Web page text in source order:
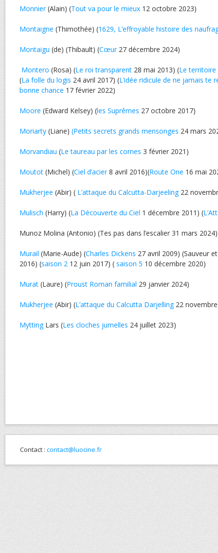
Monnier(Alain) (Tout va pour le mieux 12 octobre 2023)
Montaigne (Thimothée) (1629, L’effroyable histoire des
Montaigu (de) (Thibault) (Cœur27 décembre 2024)
Montero (Rosa) (Le roi transparent 28 mai 2013) (Le territoire
(La folle du logis 24 avril 2017) (L’idée ridicule de ne jamais te
bonne chance 17 février 2022)
Moore (Edward Kelsey) (les Suprêmes 27 octobre 2017)
Moriarty (Liane) (Petits secrets grands mensonges 24 mars
Morvandiau (Le taureau par les cornes 3 février 2021)
Moutot (Michel) (Ciel d’acier8 avril 2016)(Route One 16 mai
Mukherjee (Abir) ( L’attaque du Calcutta-Darjeeling22
Mulisch (Harry) (La Découverte du Ciel 1 décembre 2011) (
Munoz Molina (Antonio) (Tes pas dans l’escalier 31 mars 2024)
Murail (Marie-Aude) (Charles Dickens 27 avril 2009) (Sauveur
2016) (saison 2 12 juin 2017) ( saison 5 10 décembre 2020)
Murat (Laure) (Proust Roman familial 29 janvier 2024)
Mukherjee (Abir) (L’attaque du Calcutta Darjelling22
MyttingLars (Les cloches jumelles 24 juillet 2023)
Contact : contact@luocine.fr